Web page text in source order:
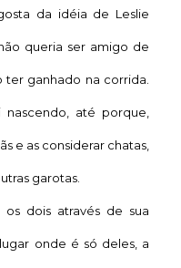
da idéia de Leslie
queria ser amigo de
ganhado na corrida.
nascendo, até porque,
e as considerar chatas,
garotas.
através de sua
onde é só deles, a